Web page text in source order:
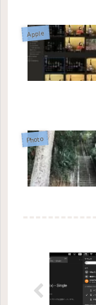
Apple
Photo